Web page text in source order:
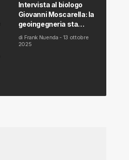
Intervista al biologo
Giovanni Moscarella: la
geoingegneria sta
modificando il clima e la
salute dell’uomo
di Frank Nuenda - 13 ottobre
2025